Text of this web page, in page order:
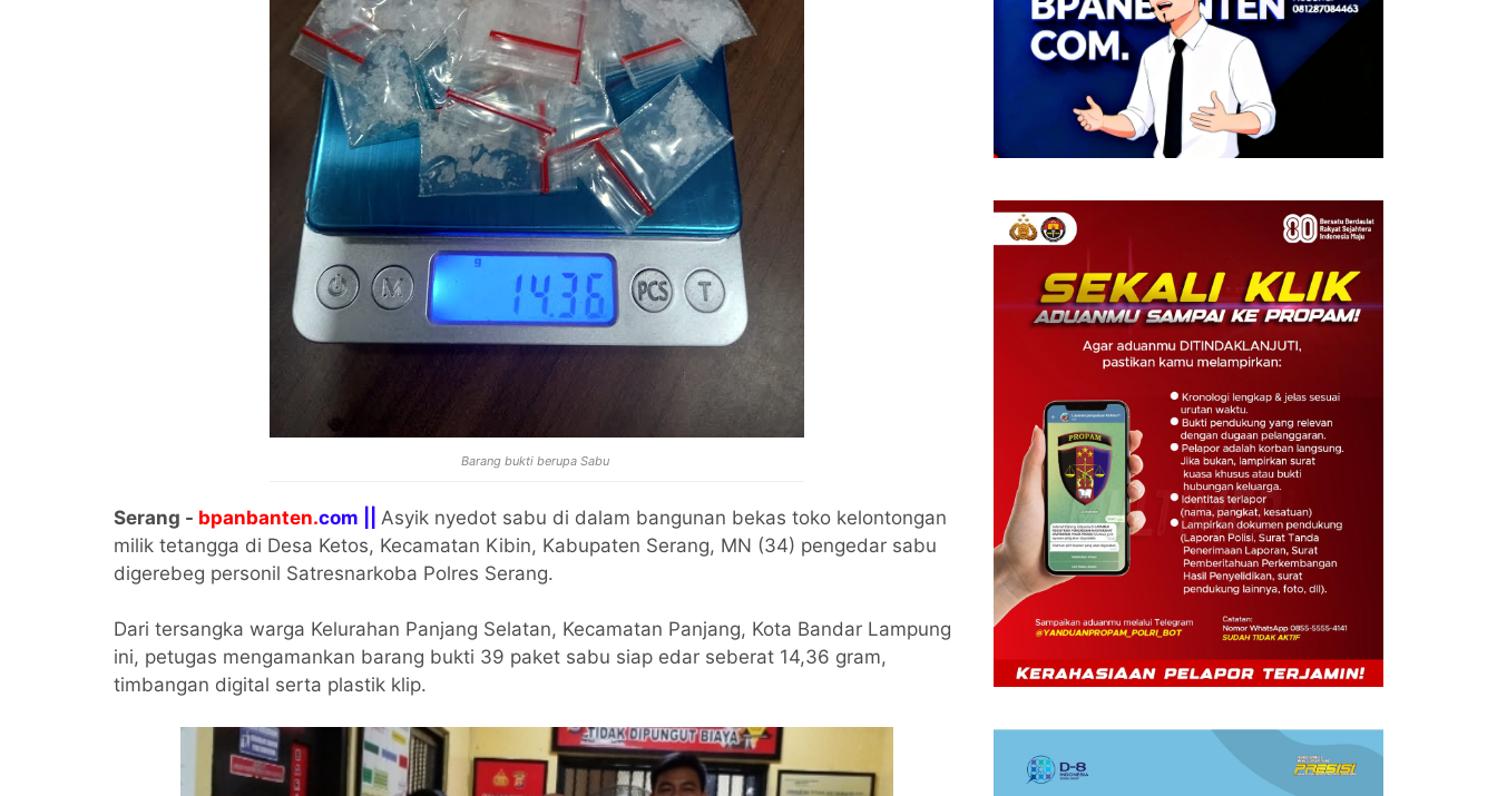
Barang bukti berupa Sabu
Serang - bpanbanten.com || Asyik nyedot sabu di dalam bangunan bekas toko kelontongan
milik tetangga di Desa Ketos, Kecamatan Kibin, Kabupaten Serang, MN (34) pengedar sabu
digerebeg personil Satresnarkoba Polres Serang.
Dari tersangka warga Kelurahan Panjang Selatan, Kecamatan Panjang, Kota Bandar Lampung
ini, petugas mengamankan barang bukti 39 paket sabu siap edar seberat 14,36 gram,
timbangan digital serta plastik klip.